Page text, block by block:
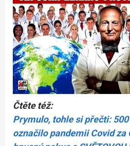
Čtěte též:
Prymulo, tohle si přečti:
označilo pandemii Covid za